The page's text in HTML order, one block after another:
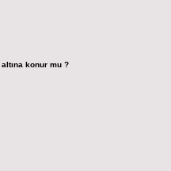
konur mu ?